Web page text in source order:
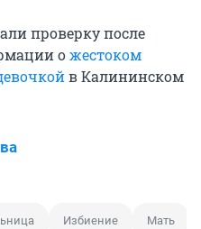
проверку после
ожестоком
в Калининском
Избиение Мать